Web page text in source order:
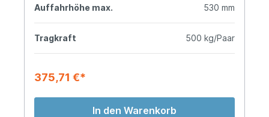
Auffahrhöhe max. 530 mm
Tragkraft 500 kg/Paar
375,71 €*
In den Warenkorb